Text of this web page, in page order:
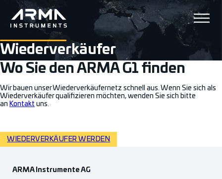
Wiederverkäufer
Wo Sie den ARMA G1 finden
Wir bauen unser Wiederverkäufernetz schnell aus. Wenn Sie sich als
Wiederverkäufer qualifizieren möchten, wenden Sie sich bitte
an Kontakt uns.
WIEDERVERKÄUFER WERDEN
ARMA Instrumente AG